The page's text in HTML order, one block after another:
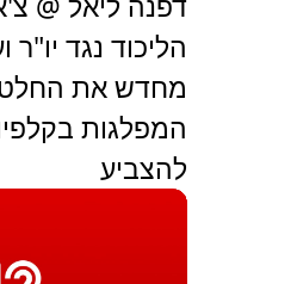
הליכוד נגד
מחדש את
המפלגות
להצביע